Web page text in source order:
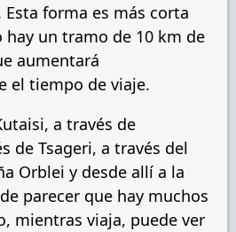
forma es más corta
hay un tramo de 10 km de
aumentará
el tiempo de viaje.
a través de
de Tsageri, a través del
Orblei y desde allí a la
parecer que hay muchos
mientras viaja, puede ver